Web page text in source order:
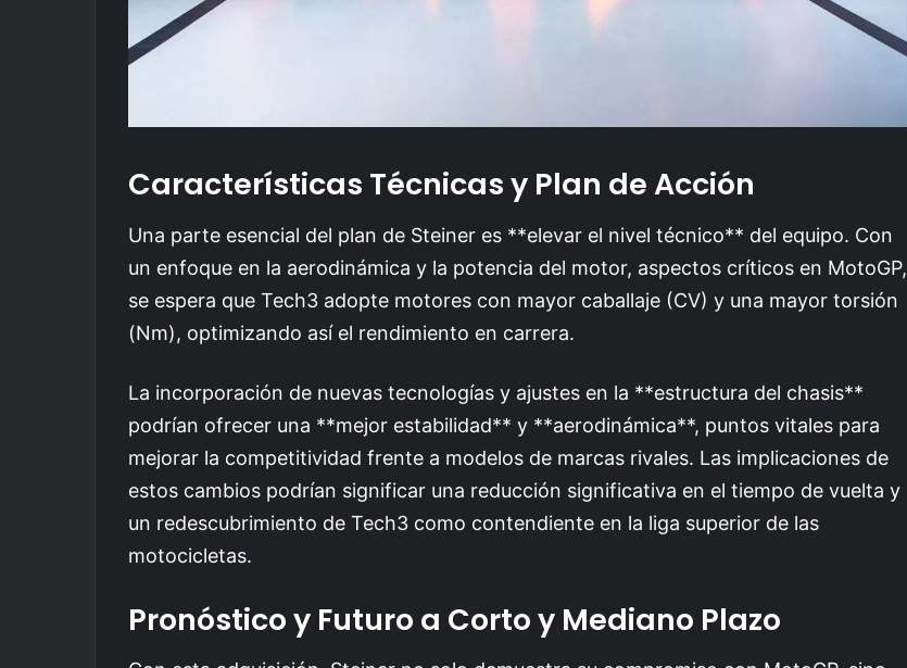
Características Técnicas y Plan de Acción
Una parte esencial del plan de Steiner es **elevar el nivel técnico** del equipo. Con
un enfoque en la aerodinámica y la potencia del motor, aspectos críticos en MotoGP,
se espera que Tech3 adopte motores con mayor caballaje (CV) y una mayor torsión
(Nm), optimizando así el rendimiento en carrera.
La incorporación de nuevas tecnologías y ajustes en la **estructura del chasis**
podrían ofrecer una **mejor estabilidad** y **aerodinámica**, puntos vitales para
mejorar la competitividad frente a modelos de marcas rivales. Las implicaciones de
estos cambios podrían significar una reducción significativa en el tiempo de vuelta y
un redescubrimiento de Tech3 como contendiente en la liga superior de las
motocicletas.
Pronóstico y Futuro a Corto y Mediano Plazo